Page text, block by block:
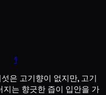
1
은 고기향이 없지만, 고기
지는 향긋한 즙이 입안을 가